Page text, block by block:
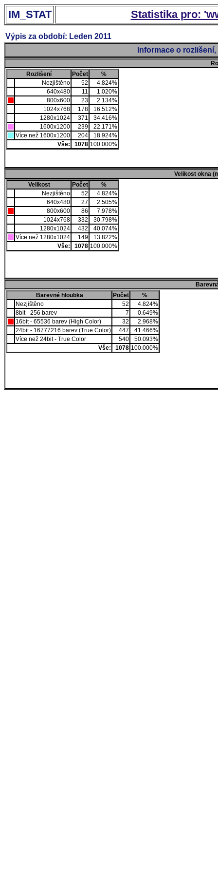
IM_STAT Statistika pro:
Výpis za období: Leden 2011
Informace o
Rozlišení
Počet
%
Nezjištěno
52
4.824%
640x480
11
1.020%
800x600
23
2.134%
1024x768
178
16.512%
1280x1024
371
34.416%
1600x1200
239
22.171%
Více než 1600x1200
204
18.924%
Vše:
1078 100.000%
Velikost okna
Velikost
Počet
%
Nezjištěno
52
4.824%
640x480
27
2.505%
800x600
86
7.978%
1024x768
332
30.798%
1280x1024
432
40.074%
Více než 1280x1024
149
13.822%
Vše:
1078 100.000%
Barevné hloubka
Počet
%
Nezjištěno
52
4.824%
8bit - 256 barev
7
0.649%
16bit - 65536 barev (High Color)
32
2.968%
24bit - 16777216 barev (True Color)
447
41.466%
Více než 24bit - True Color
540
50.093%
Vše:
1078 100.000%